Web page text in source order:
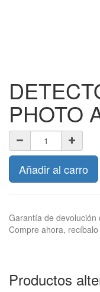
PHOTO
Añadir al carro
Garantía de devolución
Compre ahora,
Productos